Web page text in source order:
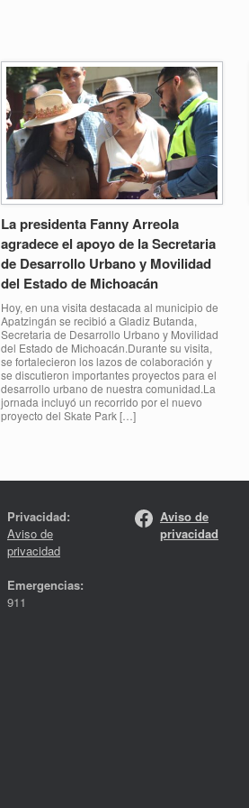
La presidenta Fanny Arreola
agradece el apoyo de la Secretaria
de Desarrollo Urbano y Movilidad
del Estado de Michoacán
Hoy, en una visita destacada al municipio de
Apatzingán se recibió a Gladiz Butanda,
Secretaria de Desarrollo Urbano y Movilidad
del Estado de Michoacán.Durante su visita,
se fortalecieron los lazos de colaboración y
se discutieron importantes proyectos para el
desarrollo urbano de nuestra comunidad.La
jornada incluyó un recorrido por el nuevo
proyecto del Skate Park […]
Privacidad:
Aviso de
privacidad
Emergencias:
911
Facebook
Aviso de
privacidad